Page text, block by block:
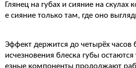
Глянец на губах и сияние на скулах
е сияние только там, где оно
Эффект держится до четырёх часов
исчезновения блеска губы
езные компоненты продолжают